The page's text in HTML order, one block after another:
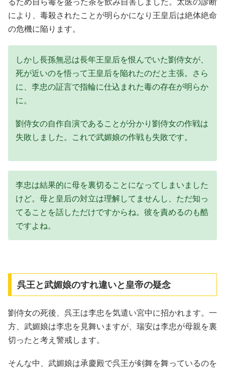
により、毒殺されたことが明らかになり王皇后は絶体絶命
の危機に陥ります。
しかし長孫無忌は長年王皇后を恨んでいた劉侍女が、
死が近いのを悟って王皇后を陥れたのだと主張。さら
に、李忠の証言で指輪に仕込まれた毒の存在が明らか
に。
劉侍女の自作自演であることが分かり劉侍女の作戦は
失敗しました。これで武媚娘の作戦も失敗です。
李忠は結果的に母を裏切ることになってしまいました
けど。母と皇后の対立は理解してませんし、ただ知っ
てることを話しただけですからね。彼を責めるのも酷
ですよね。
呉王と武媚娘のすれ違いと皇帝の疑念
劉侍女の死後、呉王は李忠を気遣い宮中に招かれます。一
方、武媚娘は李忠を見舞いますが、瑞安は李忠が母親を裏
切ったと考え警戒します。
そんな中、武媚娘は承慶殿で呉王が剣舞を舞っているのを